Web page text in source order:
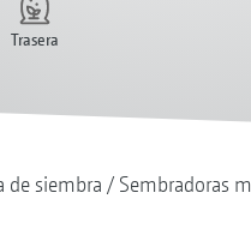
Trasera
de siembra Sembradoras